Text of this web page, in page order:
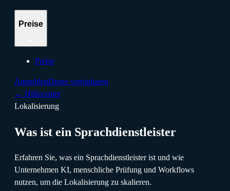
Preise
Preise
AnmeldenDemo vereinbaren
← Hilfecenter
Lokalisierung
Was ist ein Sprachdienstleister
Erfahren Sie, was ein Sprachdienstleister ist und wie
Unternehmen KI, menschliche Prüfung und Workflows
nutzen, um die Lokalisierung zu skalieren.